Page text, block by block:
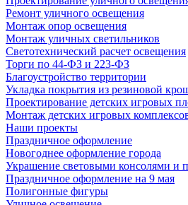
Ремонт уличного освещения
Монтаж опор освещения
Монтаж уличных светильников
Светотехнический расчет освещения
Торги по 44-ФЗ и 223-ФЗ
Благоустройство территории
Укладка покрытия из резиновой
Проектирование детских игровых
Монтаж детских игровых
Наши проекты
Праздничное оформление
Новогоднее оформление города
Украшение световыми консолями и
Праздничное оформление на 9 мая
Полигонные фигуры